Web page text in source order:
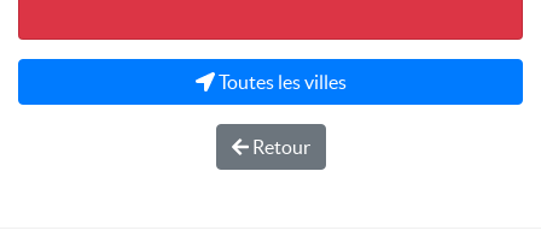
Toutes les villes
Retour